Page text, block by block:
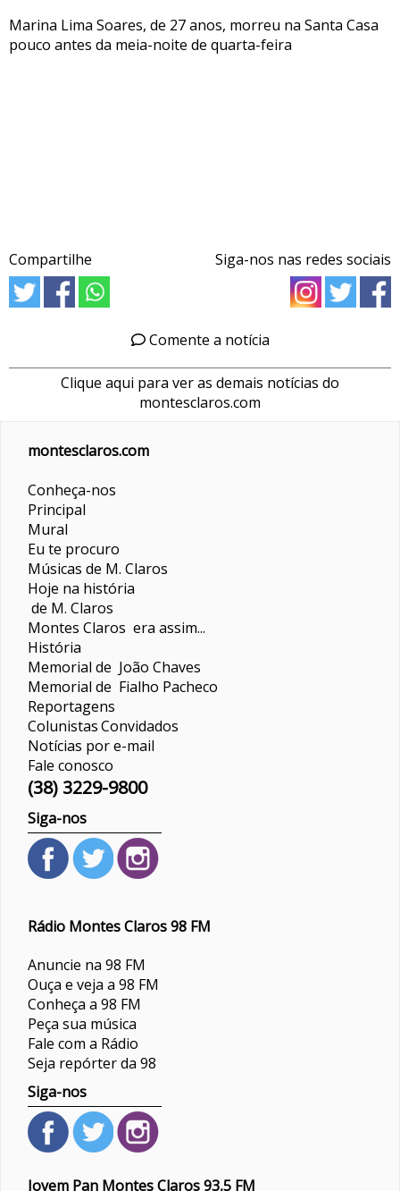
Marina Lima Soares, de 27 anos, morreu na Santa Casa
pouco antes da meia-noite de quarta-feira
Compartilhe Siga-nos nas redes sociais
Comente a notícia
Clique aqui para ver as demais notícias do
montesclaros.com
montesclaros.com
Conheça-nos
Principal
Mural
Eu te procuro
Músicas de M. Claros
Hoje na história
de M. Claros
Montes Claros era assim...
História
Memorial de João Chaves
Memorial de Fialho Pacheco
Reportagens
ColunistasConvidados
Notícias por e-mail
Fale conosco
(38) 3229-9800
Siga-nos
Rádio Montes Claros 98 FM
Anuncie na 98 FM
Ouça e veja a 98 FM
Conheça a 98 FM
Peça sua música
Fale com a Rádio
Seja repórter da 98
Siga-nos
Jovem Pan Montes Claros 93,5 FM